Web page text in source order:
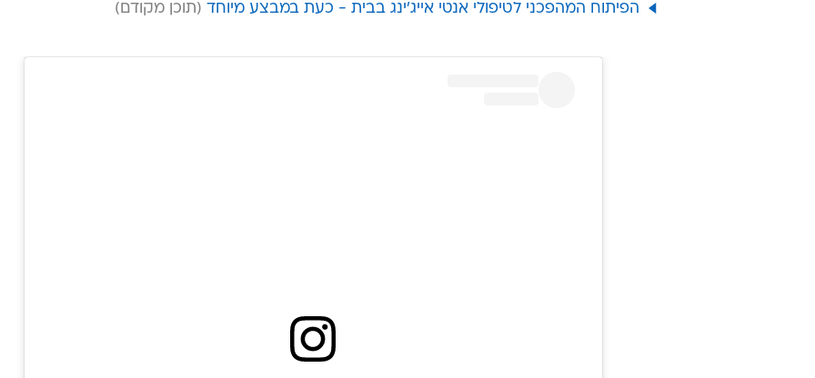
הפיתוח המהפכני לטיפולי אנטי אייג'ינג בבית - כעת במבצע מיוחד